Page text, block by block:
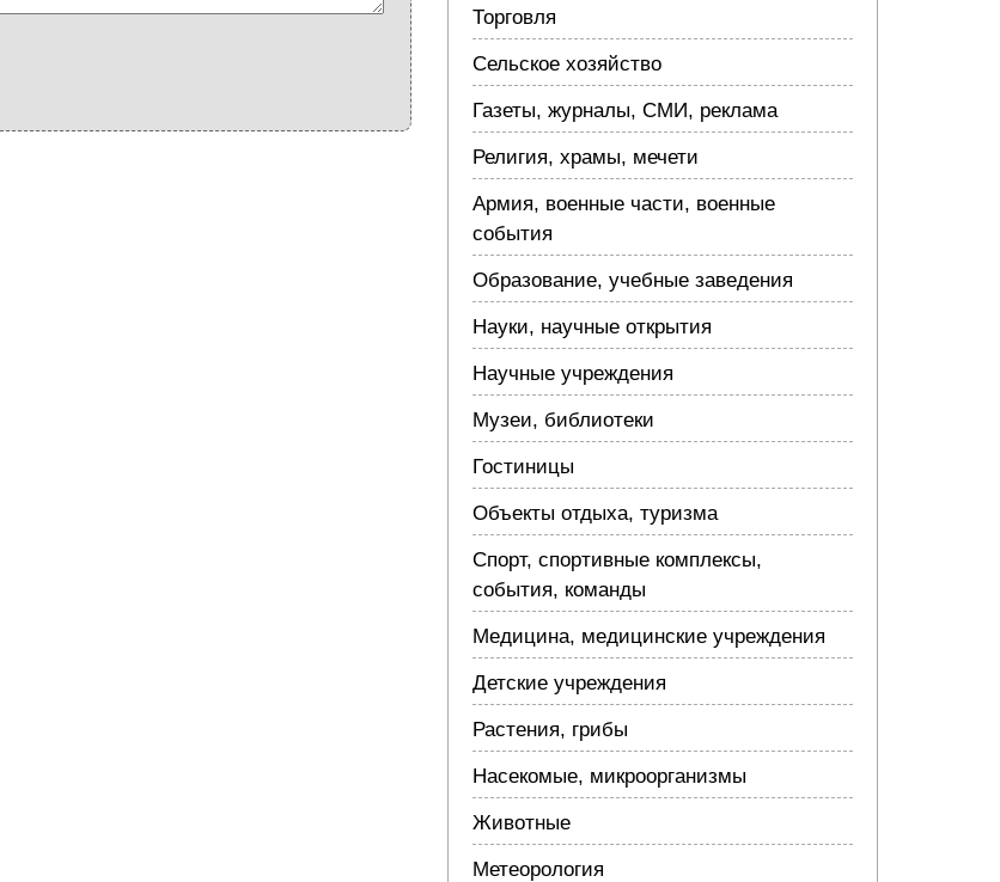
Торговля
Сельское хозяйство
Газеты, журналы, СМИ, реклама
Религия, храмы, мечети
Армия, военные части, военные
события
Образование, учебные заведения
Науки, научные открытия
Научные учреждения
Музеи, библиотеки
Гостиницы
Объекты отдыха, туризма
Спорт, спортивные комплексы,
события, команды
Медицина, медицинские учреждения
Детские учреждения
Растения, грибы
Насекомые, микроорганизмы
Животные
Метеорология